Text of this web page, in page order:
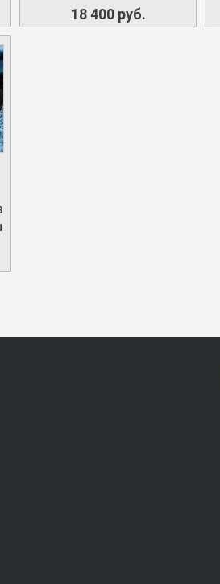
18 400 руб.